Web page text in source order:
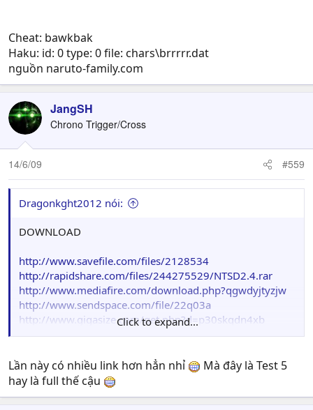
Cheat: bawkbak
Haku: id: 0 type: 0 file: chars\brrrrr.dat
nguồn naruto-family.com
JangSH
Chrono Trigger/Cross
14/6/09 #559
Dragonkght2012 nói:
DOWNLOAD
http://www.savefile.com/files/2128534
http://rapidshare.com/files/244275529/NTSD2.4.rar
http://www.mediafire.com/download.php?qgwdyjtyzjw
http://www.sendspace.com/file/22q03a
http://www.gigasize.com/get.php?d=p30skqdn4xb
http://www.megaupload.com/?d=W9FGALHU
http://www.filefactory.com/file/ag6038e/n/NTSD2_1_4_r
ar
Click to expand...
Lần này có nhiều link hơn hẳn nhỉ
Mà đây là Test 5
hay là full thế cậu